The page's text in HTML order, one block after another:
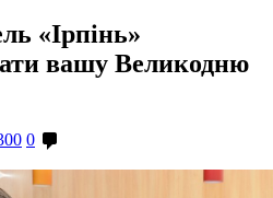
«Ірпінь»
вашу Великодню
0